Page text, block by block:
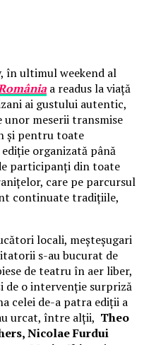
în ultimul weekend al
a readus la viață
ai gustului autentic,
unor meserii transmise
și pentru toate
organizată până
participanți din toate
care pe parcursul
continuate tradițiile,
locali, meșteșugari
s-au bucurat de
de teatru în aer liber,
de o intervenție surpriză
celei de-a patra ediții a
urcat, între alții, Theo
Nicolae Furdui